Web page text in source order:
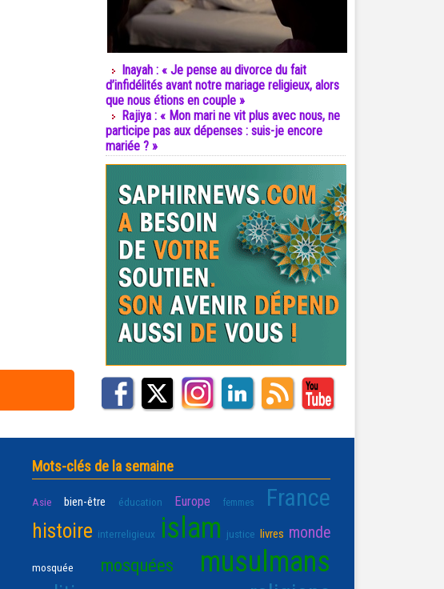
Inayah : « Je pense au divorce du fait
d’infidélités avant notre mariage religieux, alors
que nous étions en couple »
Rajiya : « Mon mari ne vit plus avec nous, ne
participe pas aux dépenses : suis-je encore
mariée ? »
Mots-clés de la semaine
Asie bien-être éducation Europe femmes France
histoire interreligieux islam justice livres monde
mosquée mosquées musulmans